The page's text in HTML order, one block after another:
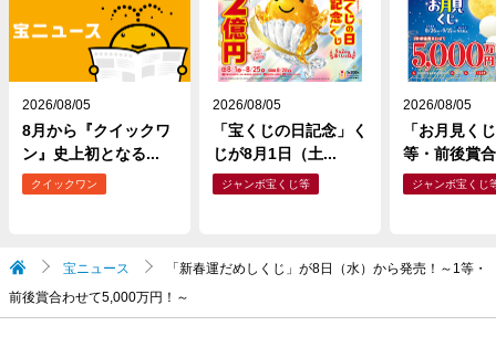
2026/08/05
8月から『クイックワ
ン』史上初となる...
クイックワン
2026/08/05
「宝くじの日記念」く
じが8月1日（土...
ジャンボ宝くじ等
2026/08/05
「お月見く
等・前後賞
ジャンボ宝くじ
宝ニュース
「新春運だめしくじ」が8日（水）から発売！～1等・
前後賞合わせて5,000万円！～